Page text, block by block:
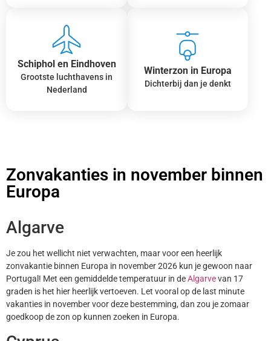
Schiphol en Eindhoven
Grootste luchthavens in
Nederland
Winterzon in Europa
Dichterbij dan je denkt
Zonvakanties in november binnen
Europa
Algarve
Je zou het wellicht niet verwachten, maar voor een heerlijk
zonvakantie binnen Europa in november 2026 kun je gewoon naar
Portugal! Met een gemiddelde temperatuur in deAlgarvevan 17
graden is het hier heerlijk vertoeven. Let vooral op de last minute
vakanties in november voor deze bestemming, dan zou je zomaar
goedkoop de zon op kunnen zoeken in Europa.